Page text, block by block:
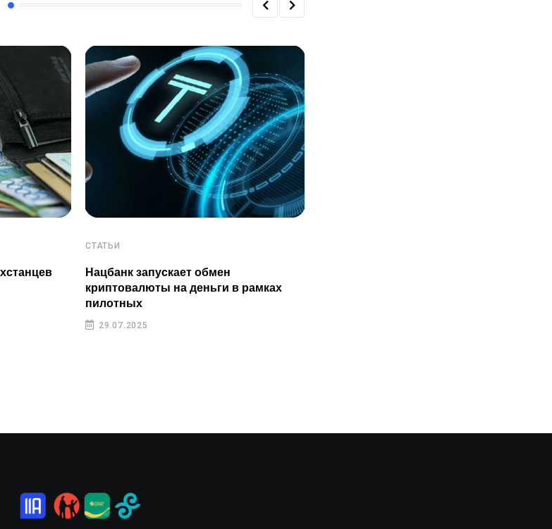
СТАТЬИ
Нацбанк запускает обмен
криптовалюты на деньги в рамках
пилотных
29.07.2025